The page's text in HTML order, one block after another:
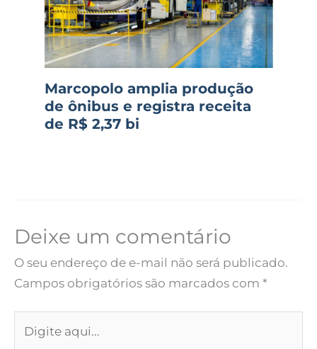
Marcopolo amplia produção
de ônibus e registra receita
de R$ 2,37 bi
Deixe um comentário
O seu endereço de e-mail não será publicado.
Campos obrigatórios são marcados com *
aqui...